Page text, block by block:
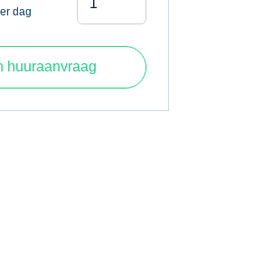
dag
1,25
huuraanvraag